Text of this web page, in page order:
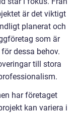
är det viktigt
planerat och
som är
dessa behov.
till stora
har företaget
kan variera i